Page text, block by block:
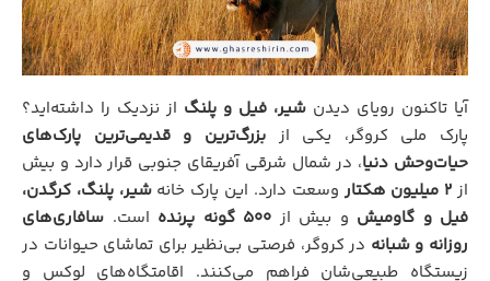
آیا تاکنون رویای دیدن شیر، فیل و پلنگ از نزدیک را داشته‌اید؟
پارک ملی کروگر، یکی ازبزرگ‌ترین و قدیمی‌ترین پارک‌های
حیات‌وحش دنیا، در شمال شرقی آفریقای جنوبی قرار دارد و بیش
از ۲ میلیون هکتار وسعت دارد. این پارک خانهشیر، پلنگ، کرگدن،
فیل و گاومیش و بیش از ۵۰۰ گونه پرنده است. سافاری‌های
روزانه و شبانه در کروگر، فرصتی بی‌نظیر برای تماشای حیوانات در
زیستگاه طبیعی‌شان فراهم می‌کنند. اقامتگاه‌های لوکس و